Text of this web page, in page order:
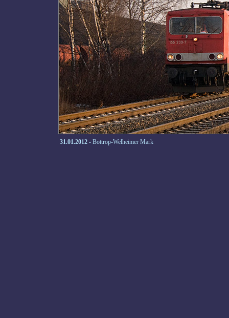
31.01.2012 - Bottrop-Welheimer Mark